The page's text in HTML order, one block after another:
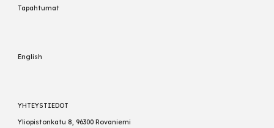
Tapahtumat
English
YHTEYSTIEDOT
Yliopistonkatu 8, 96300 Rovaniemi